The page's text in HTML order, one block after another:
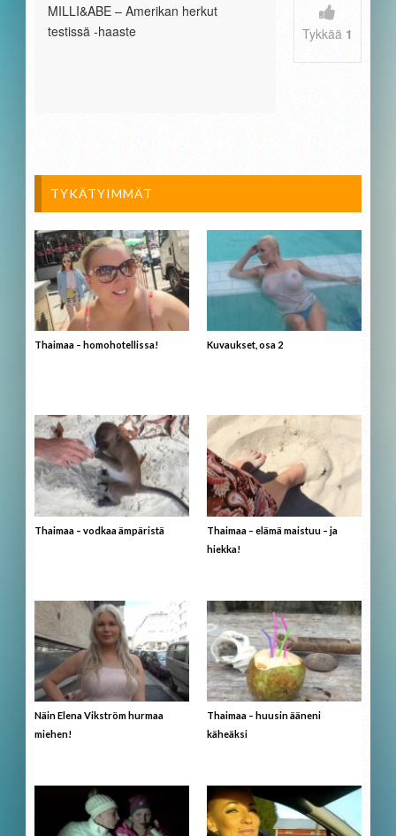
MILLI&ABE – Amerikan herkut
testissä -haaste
Tykkää 1
TYKÄTYIMMÄT
Thaimaa – homohotellissa! Kuvaukset, osa 2
Thaimaa – vodkaa ämpäristä
Thaimaa – elämä maistuu – ja
hiekka!
Näin Elena Vikström hurmaa
miehen!
Thaimaa – huusin ääneni
käheäksi